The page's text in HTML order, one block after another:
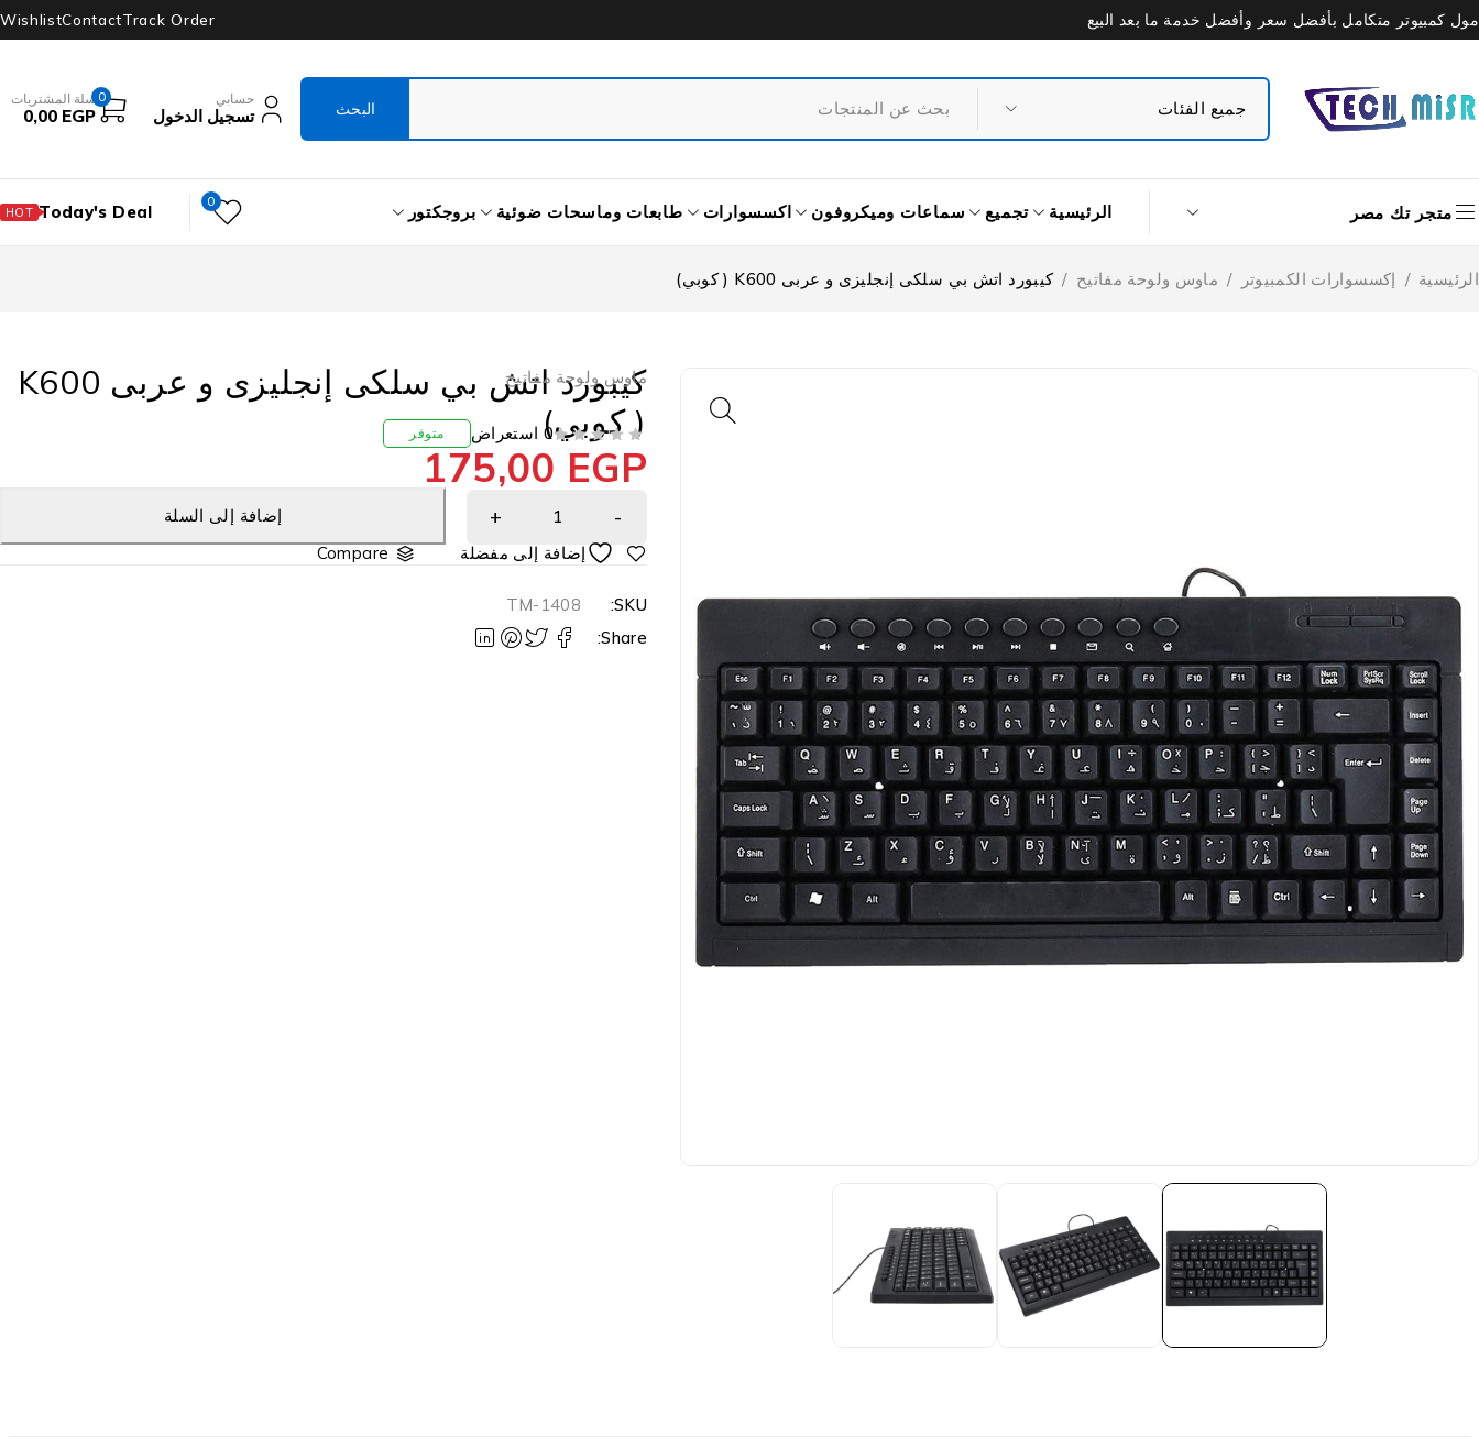
مول كمبيوتر متكامل بأفضل سعر وأفضل خدمة ما بعد البيع Track Order
Contact
Wishlist
حسابي
تسجيل الدخول
0 سلة المشتريات
0,00 EGP
متجر تك مصر الرئيسية تجميع سماعات وميكروفون اكسسوارات طابعات وماسحات ضوئية بروجكتور 0
Today's Deal
HOT
الرئيسية / إكسسوارات الكمبيوتر / ماوس ولوحة مفاتيح / كيبورد اتش بي سلكى إنجليزى و عربى K600 ( كوبي)
ماوس ولوحة مفاتيح
كيبورد اتش بي سلكى إنجليزى و عربى K600
( كوبي)
0 استعراض متوفر
175,00 EGP
إضافة إلى السلة
Compare
SKU:
TM-1408
Share: